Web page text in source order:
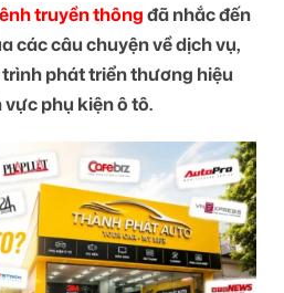
truyền thôngđã nhắc đến
các câu chuyện về dịch vụ,
phát triển thương hiệu
phụ kiện ô tô.